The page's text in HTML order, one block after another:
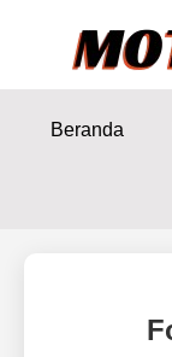
Beranda